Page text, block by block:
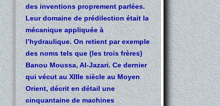
des inventions proprement parlées.
Leur domaine de prédilection était la
mécanique appliquée à
l’hydraulique. On retient par exemple
des noms tels que (les trois frères)
Banou Moussa, Al-Jazari. Ce dernier
qui vécut au XIIIe siècle au Moyen
Orient, décrit en détail une
cinquantaine de machines